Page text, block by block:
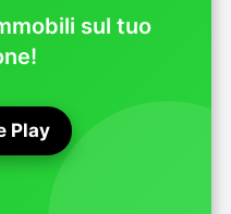
sul tuo
Play